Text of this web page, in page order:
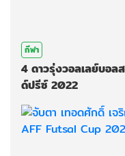
กีฬา
4 ดาวรุ่งวอลเลย์บอล
ด์ปรีซ์ 2022